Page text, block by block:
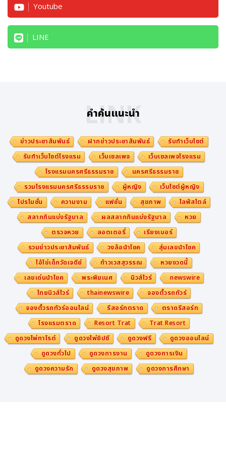
Youtube
LINE
คำค้นแนะนำ
LINK
ข่าวประชาสัมพันธ์ ฝากข่าวประชาสัมพันธ์
รับทำเว็บไซต์
รับทำเว็บไซต์โรงแรม
เว็บเซลเพจ
เว็บเซลเพจโรงแรม
โรงแรมนครศรีธรรมราช
นครศรีธรรมราช
รวมโรงแรมนครศรีธรรมราช
ผู้หญิง
เว็บไซต์ผู้หญิง
โปรโมชั่น
ความงาม แฟชั่น สุขภาพ
ไลฟ์สไตล์
สลากกินแบ่งรัฐบาล
ผลสลากกินแบ่งรัฐบาล
หวย
ตรวจหวย
ลอตเตอรี่
เรียงเบอร์
รวมข่าวประชาสัมพันธ์
วงล้อนำโชค
สุ่มเลขนำโชค
ไอ้ไข่เด็กวัดเจดีย์
ท้าวเวสสุวรรณ
หวยงวดนี้
เลขเด่นนำโชค
พระพิฆเนศ นิวส์ไวร์
newswire
ไทยนิวส์ไวร์
thainewswire
จองตั๋วรถทัวร์
จองตั๋วรถทัวร์ออนไลน์
รีสอร์ทตราด
ตราดรีสอร์ท
โรงแรมตราด
Resort Trat
Trat Resort
ดูดวงไพ่ทาโรต์
ดูดวงไพ่ยิปซี ดูดวงฟรี
ดูดวงออนไลน์
ดูดวงทั่วไป
ดูดวงการงาน
ดูดวงการเงิน
ดูดวงความรัก
ดูดวงสุขภาพ ดูดวงการศึกษา